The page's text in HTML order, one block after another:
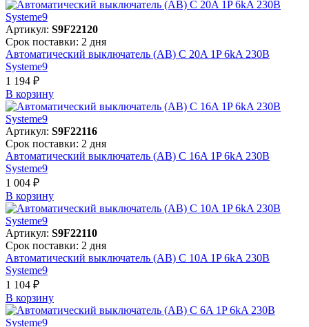
Артикул: S9F22120
Срок поставки: 2 дня
Автоматический выключатель (АВ) C 20A 1P 6kA 230В
Systeme9
1 194 ₽
В корзинy
Артикул: S9F22116
Срок поставки: 2 дня
Автоматический выключатель (АВ) C 16A 1P 6kA 230В
Systeme9
1 004 ₽
В корзинy
Артикул: S9F22110
Срок поставки: 2 дня
Автоматический выключатель (АВ) C 10A 1P 6kA 230В
Systeme9
1 104 ₽
В корзинy